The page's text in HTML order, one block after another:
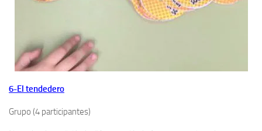
6-El tendedero
Grupo (4 participantes)